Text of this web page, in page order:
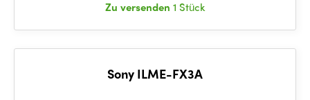
Zu versenden 1 Stück
Sony ILME-FX3A